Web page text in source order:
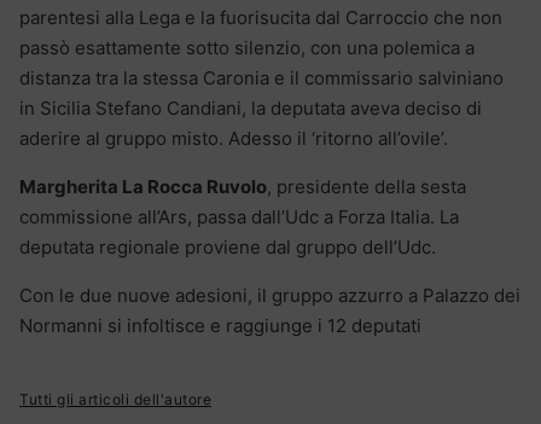
parentesi alla Lega e la fuorisucita dal Carroccio che non
passò esattamente sotto silenzio, con una polemica a
distanza tra la stessa Caronia e il commissario salviniano
in Sicilia Stefano Candiani, la deputata aveva deciso di
aderire al gruppo misto. Adesso il ‘ritorno all’ovile’.
Margherita La Rocca Ruvolo, presidente della sesta
commissione all’Ars, passa dall’Udc a Forza Italia. La
deputata regionale proviene dal gruppo dell’Udc.
Con le due nuove adesioni, il gruppo azzurro a Palazzo dei
Normanni si infoltisce e raggiunge i 12 deputati
Tutti gli articoli dell'autore